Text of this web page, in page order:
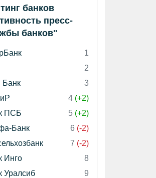
банков
пресс-
банков"
1
2
3
4 (+2)
ПСБ
5 (+2)
Банк
6 (-2)
7 (-2)
Инго
8
Уралсиб
9